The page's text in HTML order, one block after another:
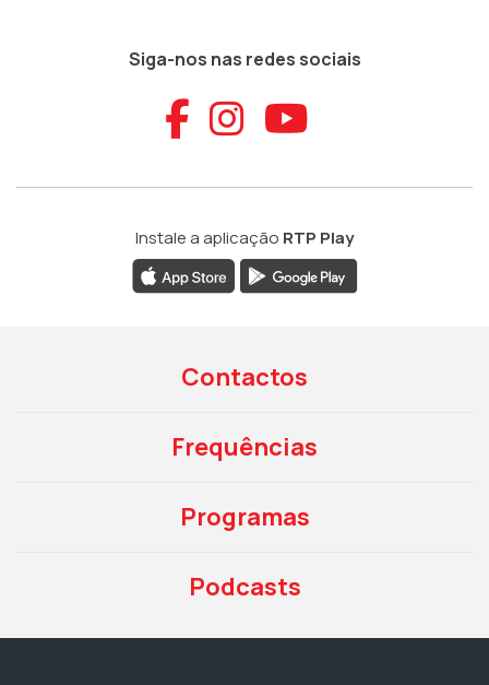
Siga-nos nas redes sociais
Aceder ao
Aceder ao
Aceder
Instale a aplicação RTP Play
Contactos
Frequências
Programas
Podcasts